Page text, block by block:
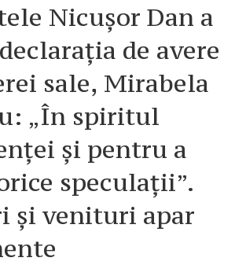
Nicușor Dan a
de avere
sale, Mirabela
„În spiritul
și pentru a
speculații”.
și venituri apar